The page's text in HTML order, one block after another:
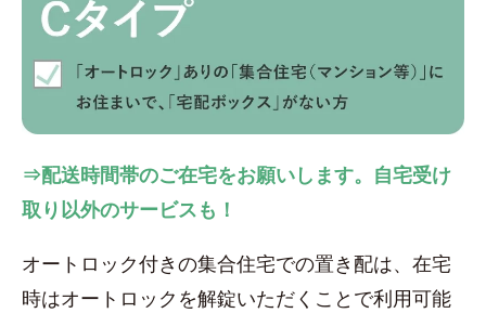
⇒配送時間帯のご在宅をお願いします。自宅受け
取り以外のサービスも！
オートロック付きの集合住宅での置き配は、在宅
時はオートロックを解錠いただくことで利用可能